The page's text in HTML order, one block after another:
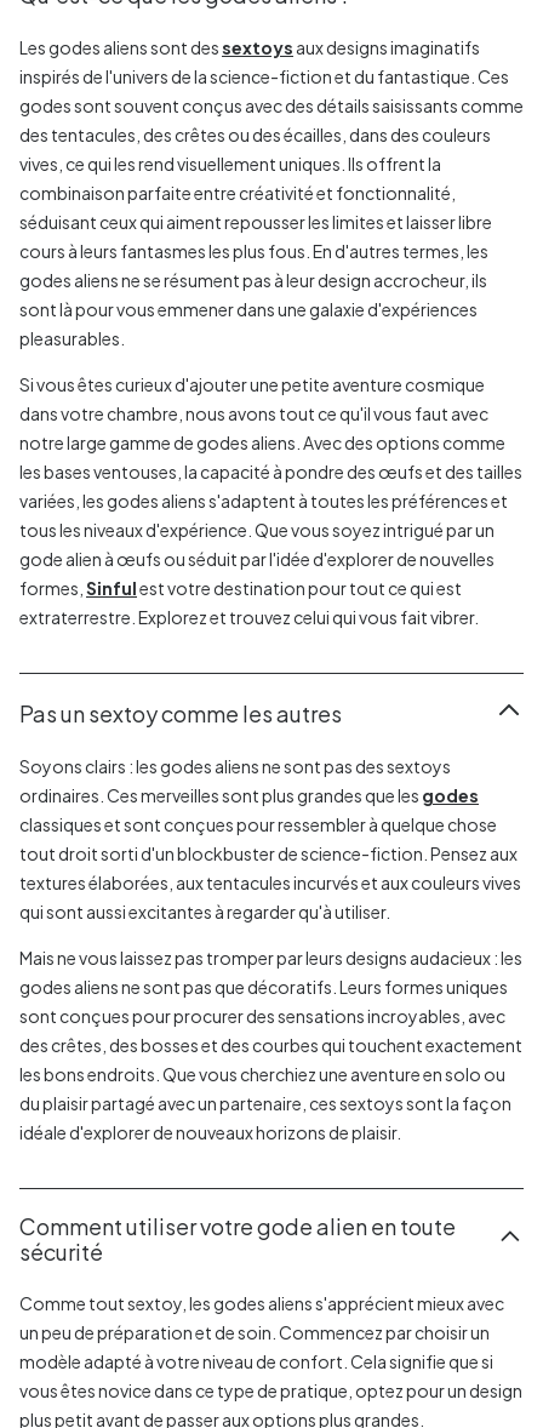
Les godes aliens sont dessextoys aux designs imaginatifs
inspirés de l'univers de la science-fiction et du fantastique. Ces
godes sont souvent conçus avec des détails saisissants comme
des tentacules, des crêtes ou des écailles, dans des couleurs
vives, ce qui les rend visuellement uniques. Ils offrent la
combinaison parfaite entre créativité et fonctionnalité,
séduisant ceux qui aiment repousser les limites et laisser libre
cours à leurs fantasmes les plus fous. En d'autres termes, les
godes aliens ne se résument pas à leur design accrocheur, ils
sont là pour vous emmener dans une galaxie d'expériences
pleasurables.
Si vous êtes curieux d'ajouter une petite aventure cosmique
dans votre chambre, nous avons tout ce qu'il vous faut avec
notre large gamme de godes aliens. Avec des options comme
les bases ventouses, la capacité à pondre des œufs et des tailles
variées, les godes aliens s'adaptent à toutes les préférences et
tous les niveaux d'expérience. Que vous soyez intrigué par un
gode alien à œufs ou séduit par l'idée d'explorer de nouvelles
formes, Sinfulest votre destination pour tout ce qui est
extraterrestre. Explorez et trouvez celui qui vous fait vibrer.
Pas un sextoy comme les autres
Soyons clairs : les godes aliens ne sont pas des sextoys
ordinaires. Ces merveilles sont plus grandes que les godes
classiques et sont conçues pour ressembler à quelque chose
tout droit sorti d'un blockbuster de science-fiction. Pensez aux
textures élaborées, aux tentacules incurvés et aux couleurs vives
qui sont aussi excitantes à regarder qu'à utiliser.
Mais ne vous laissez pas tromper par leurs designs audacieux : les
godes aliens ne sont pas que décoratifs. Leurs formes uniques
sont conçues pour procurer des sensations incroyables, avec
des crêtes, des bosses et des courbes qui touchent exactement
les bons endroits. Que vous cherchiez une aventure en solo ou
du plaisir partagé avec un partenaire, ces sextoys sont la façon
idéale d'explorer de nouveaux horizons de plaisir.
Comment utiliser votre gode alien en toute
sécurité
Comme tout sextoy, les godes aliens s'apprécient mieux avec
un peu de préparation et de soin. Commencez par choisir un
modèle adapté à votre niveau de confort. Cela signifie que si
vous êtes novice dans ce type de pratique, optez pour un design
plus petit avant de passer aux options plus grandes.